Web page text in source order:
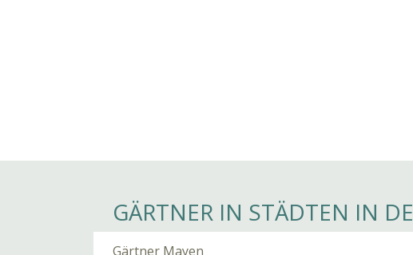
GÄRTNER IN STÄDTEN IN
Gärtner Mayen